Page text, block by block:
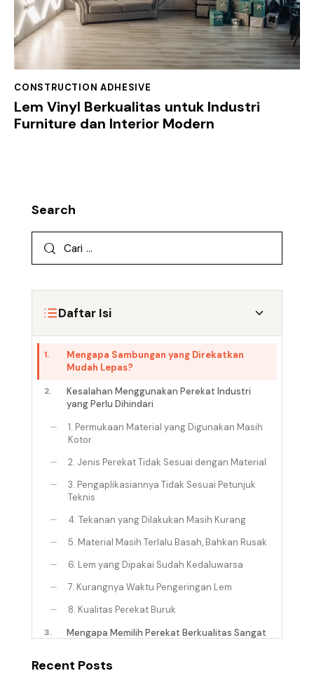
CONSTRUCTION ADHESIVE
Lem Vinyl Berkualitas untuk Industri
Furniture dan Interior Modern
Search
Daftar Isi
1.
Mengapa Sambungan yang Direkatkan
Mudah Lepas?
2.
Kesalahan Menggunakan Perekat Industri
yang Perlu Dihindari
—
1. Permukaan Material yang Digunakan Masih
Kotor
— 2. Jenis Perekat Tidak Sesuai dengan Material
—
3. Pengaplikasiannya Tidak Sesuai Petunjuk
Teknis
— 4. Tekanan yang Dilakukan Masih Kurang
— 5. Material Masih Terlalu Basah, Bahkan Rusak
— 6. Lem yang Dipakai Sudah Kedaluwarsa
— 7. Kurangnya Waktu Pengeringan Lem
— 8. Kualitas Perekat Buruk
3.
Mengapa Memilih Perekat Berkualitas Sangat
4.
Cara Memilih Perekat Sesuai Jenis Material
Recent Posts